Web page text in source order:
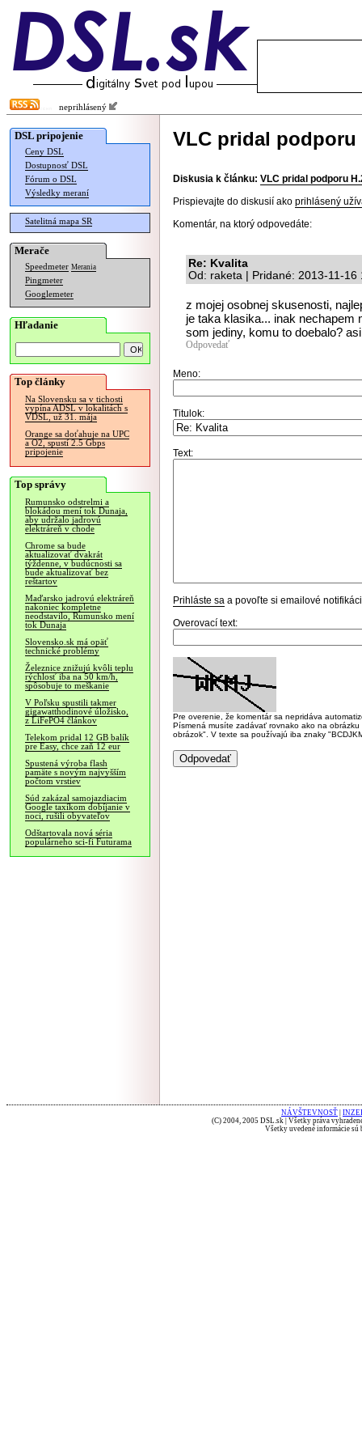
neprihlásený
DSL pripojenie
Ceny DSL
Dostupnosť DSL
Fórum o DSL
Výsledky meraní
Satelitná mapa SR
Merače
Speedmeter Merania
Pingmeter
Googlemeter
Hľadanie
Top články
Na Slovensku sa v tichosti
vypína ADSL v lokalitách s
VDSL, už 31. mája
Orange sa doťahuje na UPC
a O2, spustí 2.5 Gbps
pripojenie
Top správy
Rumunsko odstrelmi a
blokádou mení tok Dunaja,
aby udržalo jadrovú
elektráreň v chode
Chrome sa bude
aktualizovať dvakrát
týždenne, v budúcnosti sa
bude aktualizovať bez
reštartov
Maďarsko jadrovú elektráreň
nakoniec kompletne
neodstavilo, Rumunsko mení
tok Dunaja
Slovensko.sk má opäť
technické problémy
Železnice znižujú kvôli teplu
rýchlosť iba na 50 km/h,
spôsobuje to meškanie
V Poľsku spustili takmer
gigawatthodinové úložisko,
z LiFePO4 článkov
Telekom pridal 12 GB balík
pre Easy, chce zaň 12 eur
Spustená výroba flash
pamäte s novým najvyšším
počtom vrstiev
Súd zakázal samojazdiacim
Google taxíkom dobíjanie v
noci, rušili obyvateľov
Odštartovala nová séria
populárneho sci-fi Futurama
VLC pridal podporu
Diskusia k článku: VLC pridal podporu
Prispievajte do diskusií ako prihlásený
Komentár, na ktorý odpovedáte:
Re: Kvalita
Od: raketa | Pridané: 2013-11-16
z mojej osobnej skusenosti,
je taka klasika... inak nechapem
som jediny, komu to doebalo?
Odpovedať
Meno:
Titulok:
Text:
Prihláste sa a povoľte si emailové
Overovací text:
Pre overenie, že komentár sa nepridáva
Písmená musíte zadávať rovnako ako na
obrázok". V texte sa používajú iba znaky
NÁVŠTEVNOSŤ
(C) 2004, 2005 DSL.sk | Všetky práva
Všetky uvedené informácie sú